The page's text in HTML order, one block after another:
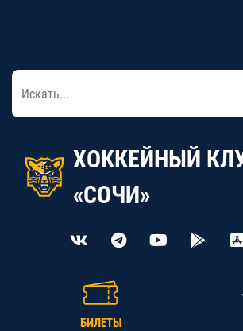
ХОККЕЙНЫЙ
«СОЧИ»
БИЛЕТЫ